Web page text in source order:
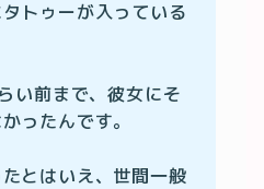
トゥーが入っている
い前まで、彼女にそ
ったんです。
とはいえ、世間一般